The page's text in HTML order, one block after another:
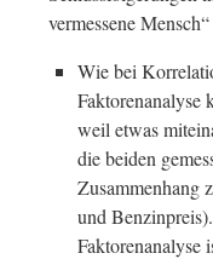
vermessene
Wie bei
Faktorenanalyse
weil etwas
die beiden
Zusammenhang
und
Faktorenanalyse